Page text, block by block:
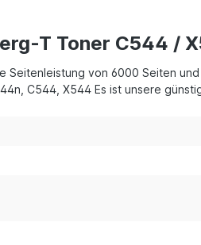
T Toner C544 /
von 6000 Seiten
C544, X544 Es ist unsere